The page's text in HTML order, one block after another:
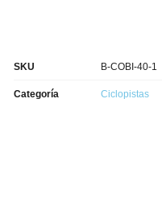
SKU B-COBI-40-1
Categoría Ciclopistas